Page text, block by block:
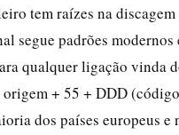
tem raízes na
segue padrões
qualquer ligação vinda
+ 55 + DDD
dos países europeus